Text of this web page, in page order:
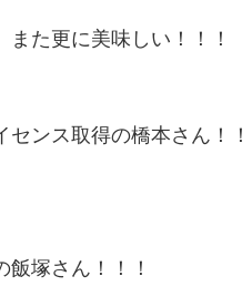
た更に美味しい！！！
センス取得の橋本さん！
塚さん！！！